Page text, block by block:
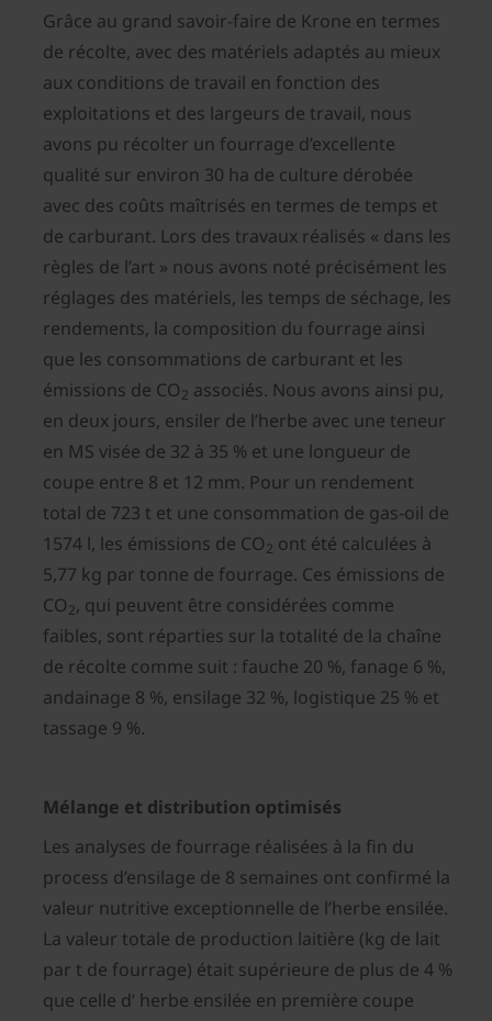
Grâce au grand savoir-faire de Krone en termes
de récolte, avec des matériels adaptés au mieux
aux conditions de travail en fonction des
exploitations et des largeurs de travail, nous
avons pu récolter un fourrage d’excellente
qualité sur environ 30 ha de culture dérobée
avec des coûts maîtrisés en termes de temps et
de carburant. Lors des travaux réalisés « dans les
règles de l’art » nous avons noté précisément les
réglages des matériels, les temps de séchage, les
rendements, la composition du fourrage ainsi
que les consommations de carburant et les
émissions de CO2 associés. Nous avons ainsi pu,
en deux jours, ensiler de l’herbe avec une teneur
en MS visée de 32 à 35 % et une longueur de
coupe entre 8 et 12 mm. Pour un rendement
total de 723 t et une consommation de gas-oil de
1574 l, les émissions de CO2 ont été calculées à
5,77 kg par tonne de fourrage. Ces émissions de
CO2, qui peuvent être considérées comme
faibles, sont réparties sur la totalité de la chaîne
de récolte comme suit : fauche 20 %, fanage 6 %,
andainage 8 %, ensilage 32 %, logistique 25 % et
tassage 9 %.
Mélange et distribution optimisés
Les analyses de fourrage réalisées à la fin du
process d’ensilage de 8 semaines ont confirmé la
valeur nutritive exceptionnelle de l’herbe ensilée.
La valeur totale de production laitière (kg de lait
par t de fourrage) était supérieure de plus de 4 %
que celle d’ herbe ensilée en première coupe